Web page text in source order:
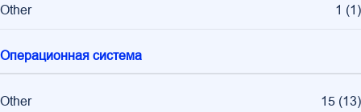
Other 1 (1)
Операционная система
Other 15 (13)